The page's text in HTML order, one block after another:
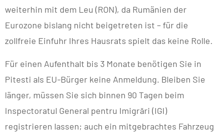
weiterhin mit dem Leu (RON), da Rumänien der
Eurozone bislang nicht beigetreten ist – für die
zollfreie Einfuhr Ihres Hausrats spielt das keine Rolle.
Für einen Aufenthalt bis 3 Monate benötigen Sie in
Pitesti als EU-Bürger keine Anmeldung. Bleiben Sie
länger, müssen Sie sich binnen 90 Tagen beim
Inspectoratul General pentru Imigrări (IGI)
registrieren lassen; auch ein mitgebrachtes Fahrzeug